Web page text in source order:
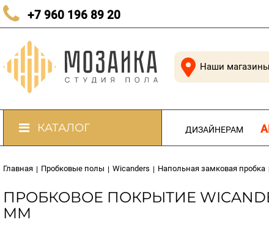
+7 960 196 89 20
КАЧЕСТВЕННЫЙ ПОЛ В КАЖДЫЙ ДОМ
Наши магазины
КАТАЛОГ ДИЗАЙНЕРАМ
Главная | Пробковые полы | Wicanders | Напольная замковая пробка
ПРОБКОВОЕ ПОКРЫТИЕ
ММ